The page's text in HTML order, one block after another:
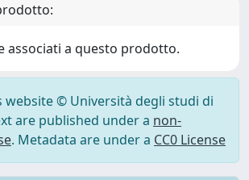
associati a questo prodotto.
website © Università degli studi di
are published under a non-
. Metadata are under a CC0 License